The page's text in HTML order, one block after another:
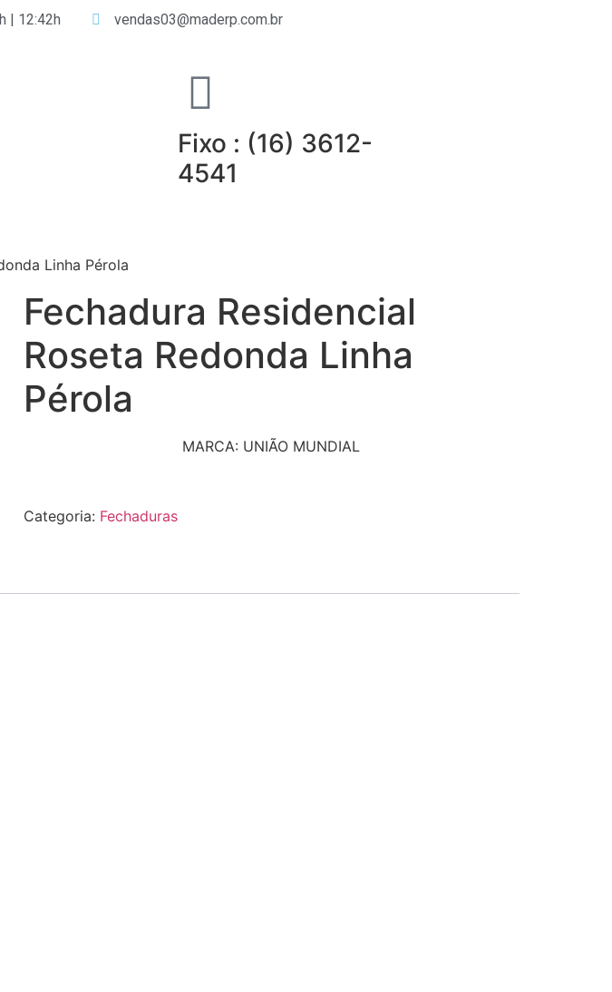
| 12:42h
vendas03@maderp.com.br
Fixo : (16) 3612-
4541
Linha Pérola
Fechadura Residencial
Roseta Redonda Linha
Pérola
MARCA: UNIÃO MUNDIAL
Categoria: Fechaduras